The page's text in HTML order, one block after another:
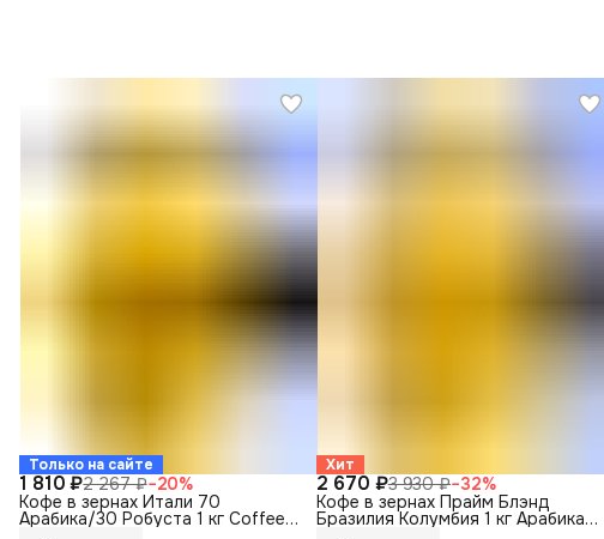
Только на сайте
1 810 ₽2 267 ₽−20%
Кофе в зернах Итали 70
Арабика/30 Робуста 1 кг Coffee
Хит
2 670 ₽3 930 ₽−32%
Кофе в зернах Прайм Блэнд
Бразилия Колумбия 1 кг Арабика